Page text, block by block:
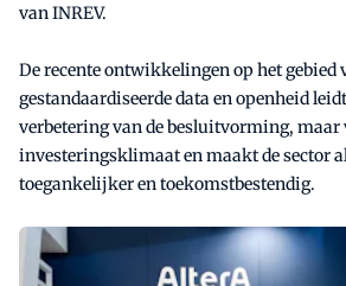
van INREV.
De recente ontwikkelingen op het
gestandaardiseerde data en openheid
verbetering van de besluitvorming, maar
investeringsklimaat en maakt de sector
toegankelijker en toekomstbestendig.